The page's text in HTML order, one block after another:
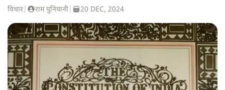
विचार राम पुनियानी 20 DEC, 2024